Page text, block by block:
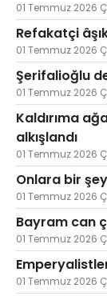
01 Temmuz 2026
Refakatçi
01 Temmuz 2026
Şerifalioğlu
01 Temmuz 2026
Kaldırıma
alkışlandı
01 Temmuz 2026
Onlara bir
01 Temmuz 2026
Bayram can
01 Temmuz 2026
01 Temmuz 2026